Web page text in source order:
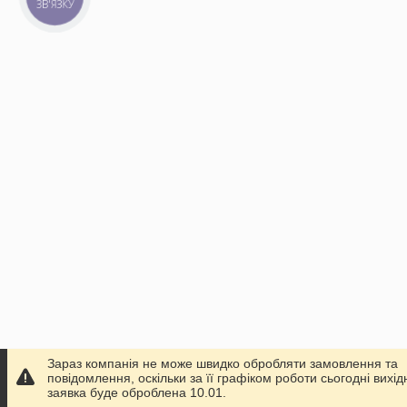
Зараз компанія не може швидко обробляти замовлення та
повідомлення, оскільки за її графіком роботи сьогодні
заявка буде оброблена 10.01.
ЗВ'ЯЗКУ